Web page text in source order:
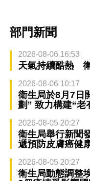
部門新聞
2026-08-06 16:53
天氣持續酷熱
2026-08-06 10:17
衛生局於8月7日
劃” 致力構建“老
2026-08-05 20:27
衛生局舉行新聞
遞預防皮膚癌健
2026-08-05 20:27
衛生局動態調整